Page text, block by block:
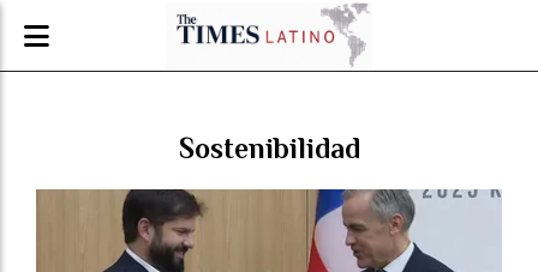
Sostenibilidad